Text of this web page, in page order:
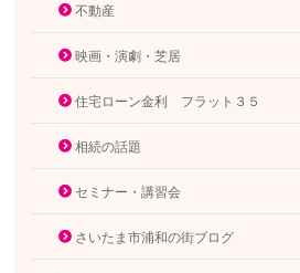
不動産
映画・演劇・芝居
住宅ローン金利 フラット３５
相続の話題
セミナー・講習会
さいたま市浦和の街ブログ